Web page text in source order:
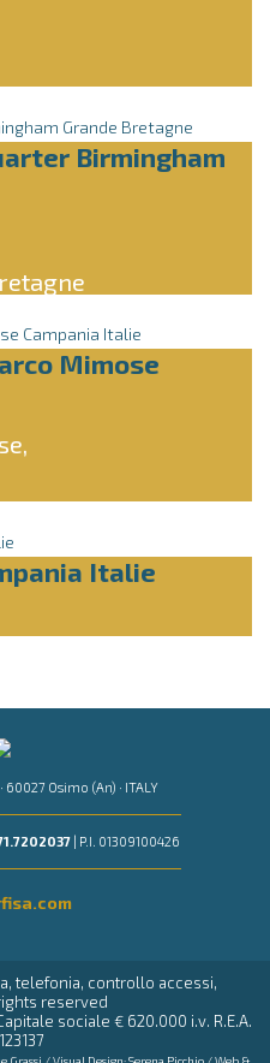
Birmingham
Mimose
Italie
60027 Osimo (An) · ITALY
| P.I. 01309100426
telefonia, controllo accessi,
reserved
sociale € 620.000 i.v. R.E.A.